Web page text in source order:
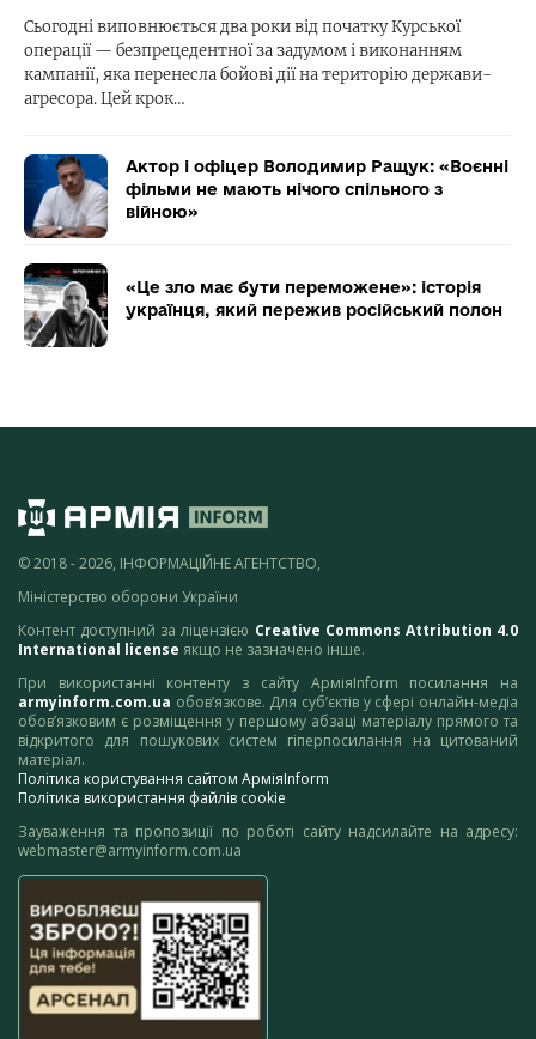
Сьогодні виповнюється два роки від початку Курської
операції — безпрецедентної за задумом і виконанням
кампанії, яка перенесла бойові дії на територію держави-
агресора. Цей крок…
Актор і офіцер Володимир Ращук: «Воєнні
фільми не мають нічого спільного з
війною»
«Це зло має бути переможене»: історія
українця, який пережив російський полон
© 2018 - 2026, ІНФОРМАЦІЙНЕ АГЕНТСТВО,
Міністерство оборони України
Контент доступний за ліцензією Creative Commons Attribution 4.0
International license якщо не зазначено інше.
При використанні контенту з сайту АрміяInform посилання на
armyinform.com.ua обов’язкове. Для суб’єктів у сфері онлайн-медіа
обов’язковим є розміщення у першому абзаці матеріалу прямого та
відкритого для пошукових систем гіперпосилання на цитований
матеріал.
Політика користування сайтом АрміяInform
Політика використання файлів cookie
Зауваження та пропозиції по роботі сайту надсилайте на адресу:
webmaster@armyinform.com.ua